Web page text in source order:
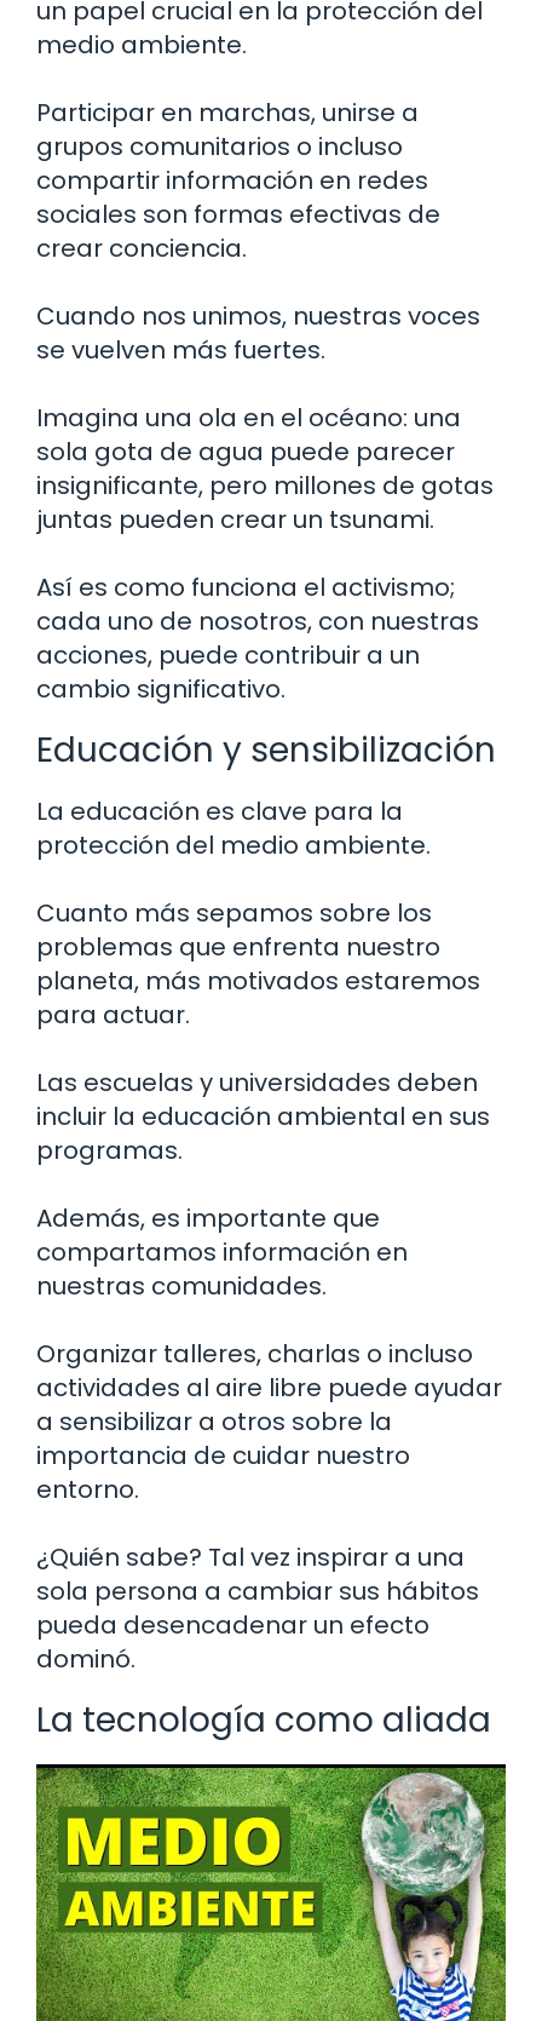
un papel crucial en la protección del
medio ambiente.
Participar en marchas, unirse a
grupos comunitarios o incluso
compartir información en redes
sociales son formas efectivas de
crear conciencia.
Cuando nos unimos, nuestras voces
se vuelven más fuertes.
Imagina una ola en el océano: una
sola gota de agua puede parecer
insignificante, pero millones de gotas
juntas pueden crear un tsunami.
Así es como funciona el activismo;
cada uno de nosotros, con nuestras
acciones, puede contribuir a un
cambio significativo.
Educación y sensibilización
La educación es clave para la
protección del medio ambiente.
Cuanto más sepamos sobre los
problemas que enfrenta nuestro
planeta, más motivados estaremos
para actuar.
Las escuelas y universidades deben
incluir la educación ambiental en sus
programas.
Además, es importante que
compartamos información en
nuestras comunidades.
Organizar talleres, charlas o incluso
actividades al aire libre puede ayudar
a sensibilizar a otros sobre la
importancia de cuidar nuestro
entorno.
¿Quién sabe? Tal vez inspirar a una
sola persona a cambiar sus hábitos
pueda desencadenar un efecto
dominó.
La tecnología como aliada